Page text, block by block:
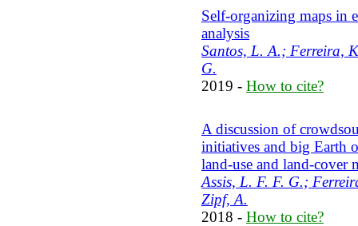
Self-organizing maps in
analysis
Santos, L. A.; Ferreira,
G.
2019 - How to cite?
A discussion of
initiatives and big Earth
land-use and land-cover
Assis, L. F. F. G.;
Zipf, A.
2018 - How to cite?